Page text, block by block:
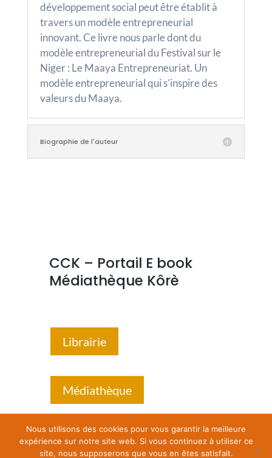
développement social peut être établit à
travers un modèle entrepreneurial
innovant. Ce livre nous parle dont du
modèle entrepreneurial du Festival sur le
Niger : Le Maaya Entrepreneuriat. Un
modèle entrepreneurial qui s’inspire des
valeurs du Maaya.
Biographie de l'auteur
CCK – Portail E book
Médiathèque Kôrè
Librairie
Médiathèque
Nous utilisons des cookies pour vous garantir la meilleure
expérience sur notre site web. Si vous continuez à utiliser ce
site, nous supposerons que vous en êtes satisfait.